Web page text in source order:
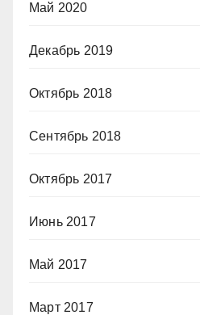
Май 2020
Декабрь 2019
Октябрь 2018
Сентябрь 2018
Октябрь 2017
Июнь 2017
Май 2017
Март 2017